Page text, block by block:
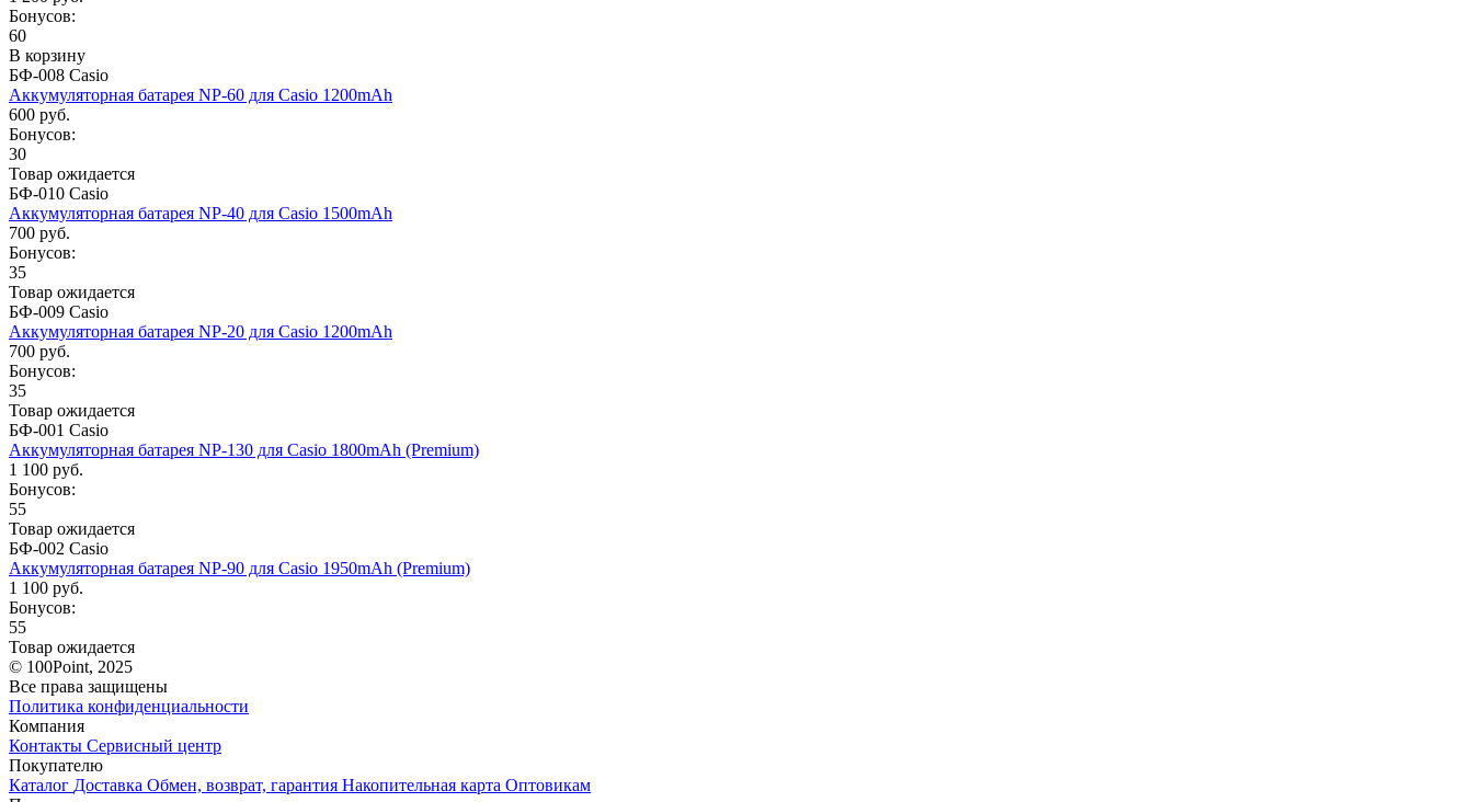
Бонусов:
60
В корзину
БФ-008 Casio
Аккумуляторная батарея NP-60 для Casio 1200mAh
600 руб.
Бонусов:
30
Товар ожидается
БФ-010 Casio
Аккумуляторная батарея NP-40 для Casio 1500mAh
700 руб.
Бонусов:
35
Товар ожидается
БФ-009 Casio
Аккумуляторная батарея NP-20 для Casio 1200mAh
700 руб.
Бонусов:
35
Товар ожидается
БФ-001 Casio
Аккумуляторная батарея NP-130 для Casio 1800mAh (Premium)
1 100 руб.
Бонусов:
55
Товар ожидается
БФ-002 Casio
Аккумуляторная батарея NP-90 для Casio 1950mAh (Premium)
1 100 руб.
Бонусов:
55
Товар ожидается
© 100Point, 2025
Все права защищены
Политика конфиденциальности
Компания
Контакты Сервисный центр
Покупателю
Каталог Доставка Обмен, возврат, гарантия Накопительная карта Оптовикам